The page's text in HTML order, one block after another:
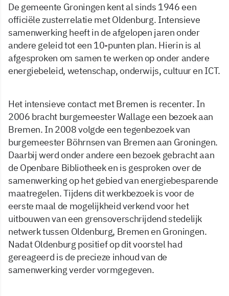
De gemeente Groningen kent al sinds 1946 een
officiële zusterrelatie met Oldenburg. Intensieve
samenwerking heeft in de afgelopen jaren onder
andere geleid tot een 10-punten plan. Hierin is al
afgesproken om samen te werken op onder andere
energiebeleid, wetenschap, onderwijs, cultuur en ICT.
Het intensieve contact met Bremen is recenter. In
2006 bracht burgemeester Wallage een bezoek aan
Bremen. In 2008 volgde een tegenbezoek van
burgemeester Böhrnsen van Bremen aan Groningen.
Daarbij werd onder andere een bezoek gebracht aan
de Openbare Bibliotheek en is gesproken over de
samenwerking op het gebied van energiebesparende
maatregelen. Tijdens dit werkbezoek is voor de
eerste maal de mogelijkheid verkend voor het
uitbouwen van een grensoverschrijdend stedelijk
netwerk tussen Oldenburg, Bremen en Groningen.
Nadat Oldenburg positief op dit voorstel had
gereageerd is de precieze inhoud van de
samenwerking verder vormgegeven.